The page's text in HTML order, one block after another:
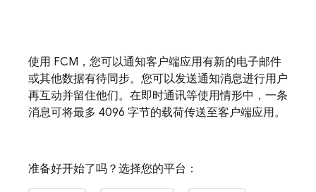
使用 FCM ，您可以通知客户端应用有新的电子邮件
或其他数据有待同步。您可以发送通知消息进行用户
再互动并留住他们。在即时通讯等使用情形中，一条
消息可将最多 4096 字节的载荷传送至客户端应用。
准备好开始了吗？选择您的平台：